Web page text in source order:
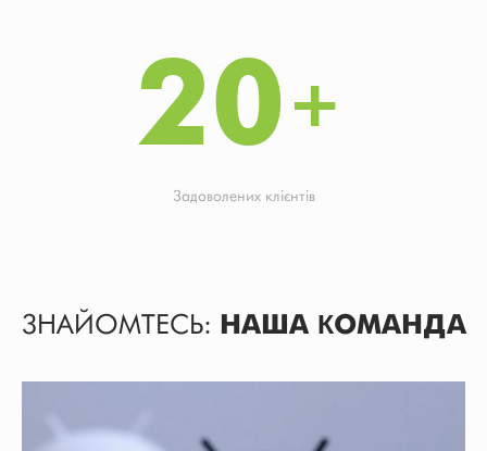
Задоволених клієнтів
20
ЗНАЙОМТЕСЬ: НАША КОМАНДА